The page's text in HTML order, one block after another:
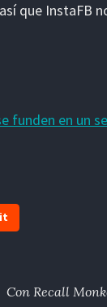
que InstaFB
funden en un
Con Recall